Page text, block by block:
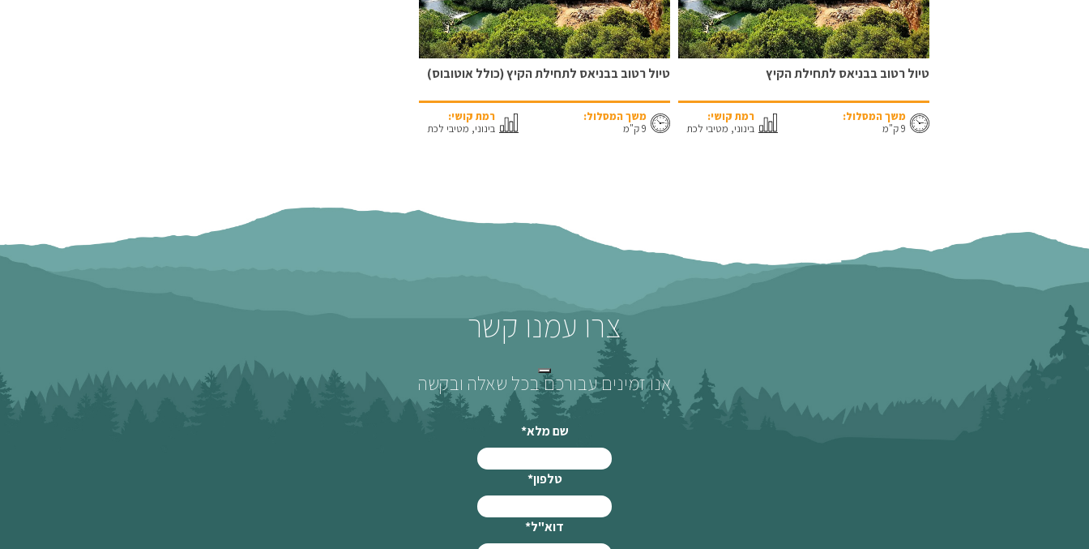
טיול רטוב בבניאס לתחילת הקיץ
משך המסלול:
9 ק"מ
רמת קושי:
בינוני, מטיבי לכת
טיול רטוב בבניאס לתחילת הקיץ (כולל אוטובוס)
משך המסלול:
9 ק"מ
רמת קושי:
בינוני, מטיבי לכת
צרו עמנו קשר
אנו זמינים עבורכם בכל שאלה ובקשה
שם מלא*
טלפון*
דוא"ל*